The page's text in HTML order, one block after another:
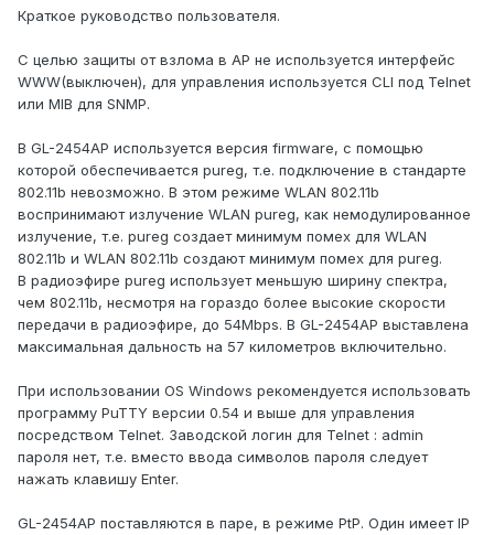
Краткое руководство пользователя.
С целью защиты от взлома в АР не используется интерфейс
WWW(выключен), для управления используется CLI под Telnet
или MIB для SNMP.
В GL-2454AP используется версия firmware, c помощью
которой обеспечивается pureg, т.е. подключение в стандарте
802.11b невозможно. В этом режиме WLAN 802.11b
воспринимают излучение WLAN pureg, как немодулированное
излучение, т.е. pureg создает минимум помех для WLAN
802.11b и WLAN 802.11b создают минимум помех для pureg.
В радиоэфире pureg использует меньшую ширину спектра,
чем 802.11b, несмотря на гораздо более высокие скорости
передачи в радиоэфире, до 54Mbps. В GL-2454AP выставлена
максимальная дальность на 57 километров включительно.
При использовании OS Windows рекомендуется использовать
программу PuTTY версии 0.54 и выше для управления
посредством Telnet. Заводской логин для Telnet : admin
пароля нет, т.е. вместо ввода символов пароля следует
нажать клавишу Enter.
GL-2454AP поставляются в паре, в режиме PtP. Один имеет IP